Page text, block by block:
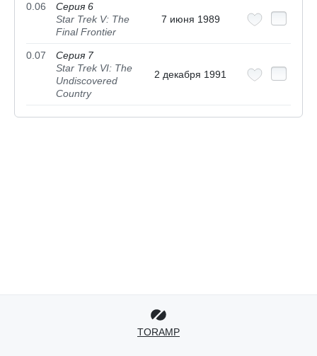
0.06
Серия 6
Star Trek V: The
Final Frontier
7 июня 1989
0.07
Серия 7
Star Trek VI: The
Undiscovered
Country
2 декабря 1991
TORAMP